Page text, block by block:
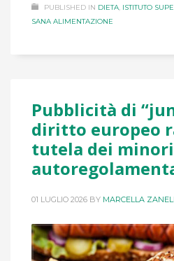
PUBLISHED IN DIETA, ISTITUTO
SANA ALIMENTAZIONE
Pubblicità di
diritto europeo
tutela dei
01 LUGLIO 2026 BY MARCELLA